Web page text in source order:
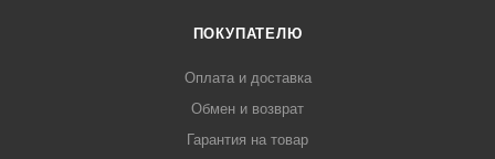
ПОКУПАТЕЛЮ
Оплата и доставка
Обмен и возврат
Гарантия на товар